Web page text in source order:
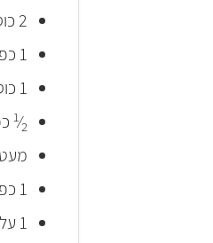
2 כוסות גרגרי חומוס מבושל
1 כפית חרדל
1 כוס עגבניות מרוסקות
1⁄2
1 כפית עשבי פרובנס או עשבי טוסקנה טחונים
1 עלה דפנה